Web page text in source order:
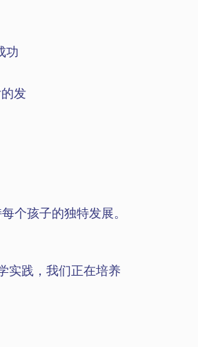
功
发
个孩子的独特发展。
实践，我们正在培养